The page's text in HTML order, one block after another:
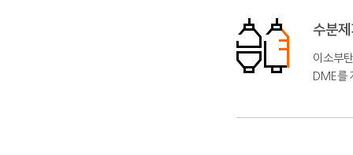
수분
이소부
DME를